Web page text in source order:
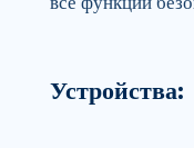
Устройства: